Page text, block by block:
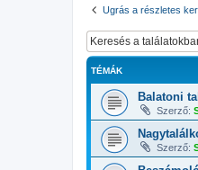
Ugrás a részletes
TÉMÁK
Balatoni
Szerző:
Szerző: